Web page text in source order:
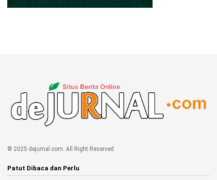
© 2025 dejurnal.com. All Right Reserved
Patut Dibaca dan Perlu